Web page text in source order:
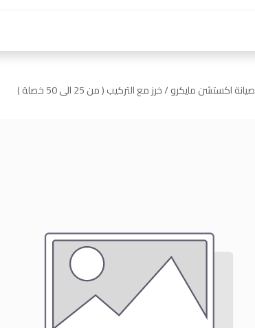
صيانة اكستشن مايكرو / خرز مع التركيب ( من 25 الى 50 خصلة )